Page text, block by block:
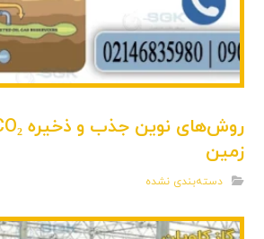
زمین
دسته‌بندی نشده